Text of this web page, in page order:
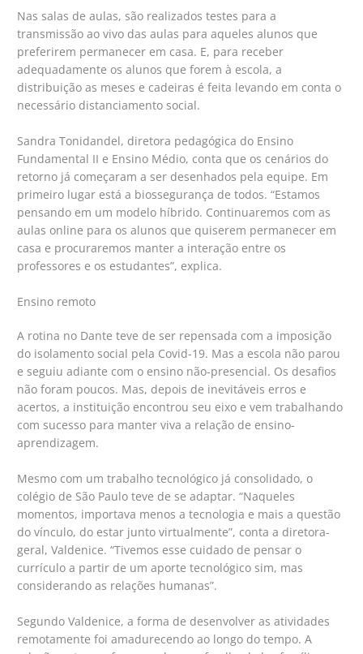
Nas salas de aulas, são realizados testes para a
transmissão ao vivo das aulas para aqueles alunos que
preferirem permanecer em casa. E, para receber
adequadamente os alunos que forem à escola, a
distribuição as meses e cadeiras é feita levando em conta o
necessário distanciamento social.
Sandra Tonidandel, diretora pedagógica do Ensino
Fundamental II e Ensino Médio, conta que os cenários do
retorno já começaram a ser desenhados pela equipe. Em
primeiro lugar está a biossegurança de todos. “Estamos
pensando em um modelo híbrido. Continuaremos com as
aulas online para os alunos que quiserem permanecer em
casa e procuraremos manter a interação entre os
professores e os estudantes”, explica.
Ensino remoto
A rotina no Dante teve de ser repensada com a imposição
do isolamento social pela Covid-19. Mas a escola não parou
e seguiu adiante com o ensino não-presencial. Os desafios
não foram poucos. Mas, depois de inevitáveis erros e
acertos, a instituição encontrou seu eixo e vem trabalhando
com sucesso para manter viva a relação de ensino-
aprendizagem.
Mesmo com um trabalho tecnológico já consolidado, o
colégio de São Paulo teve de se adaptar. “Naqueles
momentos, importava menos a tecnologia e mais a questão
do vínculo, do estar junto virtualmente”, conta a diretora-
geral, Valdenice. “Tivemos esse cuidado de pensar o
currículo a partir de um aporte tecnológico sim, mas
considerando as relações humanas”.
Segundo Valdenice, a forma de desenvolver as atividades
remotamente foi amadurecendo ao longo do tempo. A